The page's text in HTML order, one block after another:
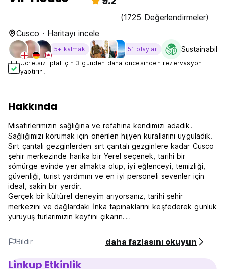
(1725 Değerlendirmeler)
Cusco · Haritayı incele
5+ kalmak 51 olaylar
Ücretsiz iptal için 3 günden daha öncesinden rezervasyon
yaptırın.
Hakkında
Misafirlerimizin sağlığına ve refahına kendimizi adadık.
Sağlığımızı korumak için önerilen hijyen kurallarını uyguladık.
Sırt çantalı gezginlerden sırt çantalı gezginlere kadar Cusco
şehir merkezinde harika bir Yerel seçenek, tarihi bir
sömürge evinde yer almakta olup, iyi eğlenceyi, temizliği,
güvenliği, turist yardımını ve en iyi personeli sevenler için
ideal, sakin bir yerdir.
Gerçek bir kültürel deneyim arıyorsanız, tarihi şehir
merkezini ve dağlardaki İnka tapınaklarını keşfederek günlük
yürüyüş turlarımızın keyfini çıkarın.
ziyaretçilerin barın, iyi müziğin keyfini çıkarabileceği ve
diğer gezginlerle tanışabileceği ışık ve cazibe dolu ortak
alanlara, ücretsiz internet ve wi-fi'ye, son derece güler
yüzlü personele ve mükemmel hizmet veren kurum içi
Bildir daha fazlasını okuyun
Linkup Etkinlik